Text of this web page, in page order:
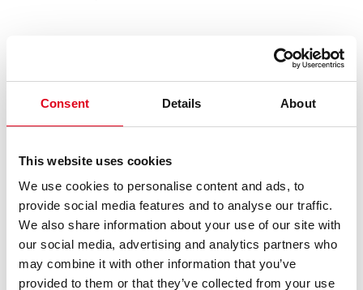
Consent Details About
This website uses cookies
We use cookies to personalise content and ads, to
provide social media features and to analyse our traffic.
We also share information about your use of our site with
our social media, advertising and analytics partners who
may combine it with other information that you’ve
provided to them or that they’ve collected from your use